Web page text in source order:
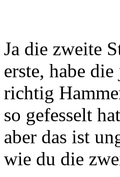
Ja die zweite
erste, habe
richtig
so gefesselt
aber das ist
wie du die